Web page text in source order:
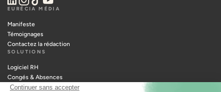
EURÉCIA MÉDIA
Manifeste
Témoignages
Contactez la rédaction
SOLUTIONS
Logiciel RH
Congés & Absences
Notes de frais